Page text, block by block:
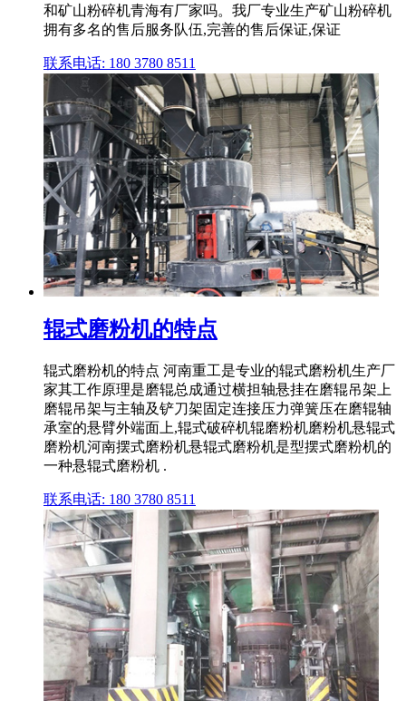
和矿山粉碎机青海有厂家吗。我厂专业生产矿山粉碎机
拥有多名的售后服务队伍,完善的售后保证,保证
联系电话: 180 3780 8511
辊式磨粉机的特点
辊式磨粉机的特点 河南重工是专业的辊式磨粉机生产厂
家其工作原理是磨辊总成通过横担轴悬挂在磨辊吊架上
磨辊吊架与主轴及铲刀架固定连接压力弹簧压在磨辊轴
承室的悬臂外端面上,辊式破碎机辊磨粉机磨粉机悬辊式
磨粉机河南摆式磨粉机悬辊式磨粉机是型摆式磨粉机的
一种悬辊式磨粉机 .
联系电话: 180 3780 8511